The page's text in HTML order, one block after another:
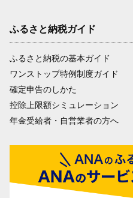
ふるさと納税ガイド
ふるさと納税の基本ガイド
ワンストップ特例制度ガイド
確定申告のしかた
控除上限額シミュレーション
年金受給者・自営業者の方へ